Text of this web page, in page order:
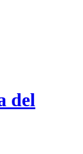
del